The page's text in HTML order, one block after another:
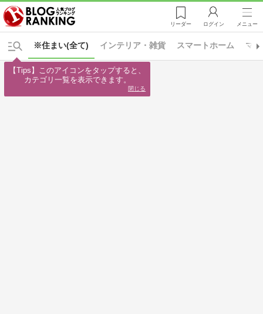
リーダー ログイン メニュー
※住まい(全て) インテリア・雑貨 スマートホーム マ
【Tips】このアイコンをタップすると、
カテゴリ一覧を表示できます。
閉じる